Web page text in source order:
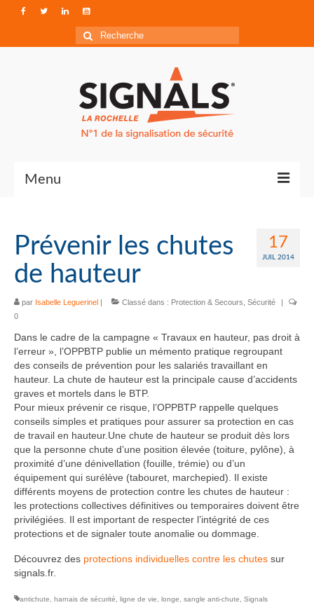
Rechercher
:
Menu
Qui sommes-nous ?
Accéder à Signals
17
JUIL 2014
Prévenir les chutes
de hauteur
par Isabelle Leguerinel | Classé dans : Protection & Secours Sécurité
|
0
Dans le cadre de la campagne « Travaux en hauteur, pas droit à
l’erreur », l’OPPBTP publie un mémento pratique regroupant
des conseils de prévention pour les salariés travaillant en
hauteur. La chute de hauteur est la principale cause d’accidents
graves et mortels dans le BTP.
Pour mieux prévenir ce risque, l’OPPBTP rappelle quelques
conseils simples et pratiques pour assurer sa protection en cas
de travail en hauteur.Une chute de hauteur se produit dès lors
que la personne chute d’une position élevée (toiture, pylône), à
proximité d’une dénivellation (fouille, trémie) ou d’un
équipement qui surélève (tabouret, marchepied). Il existe
différents moyens de protection contre les chutes de hauteur :
les protections collectives définitives ou temporaires doivent être
privilégiées. Il est important de respecter l’intégrité de ces
protections et de signaler toute anomalie ou dommage.
Découvrez des protections individuelles contre les chutes sur
signals.fr.
antichute harnais de sécurité ligne de vie longe sangle anti-chute Signals